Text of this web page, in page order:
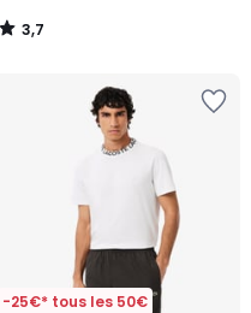
3,7
/
-25€* tous les 50€